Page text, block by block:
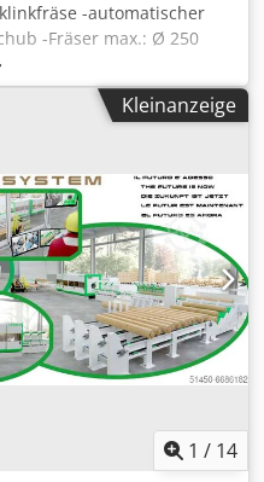
-automatischer
-Fräser max.: Ø 250
Kleinanzeige
1 / 14